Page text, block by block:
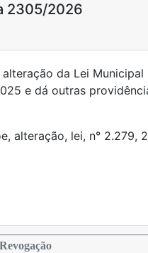
2305/2026
da Lei Municipal
2025 e dá
alteração, lei, n° 2.279,